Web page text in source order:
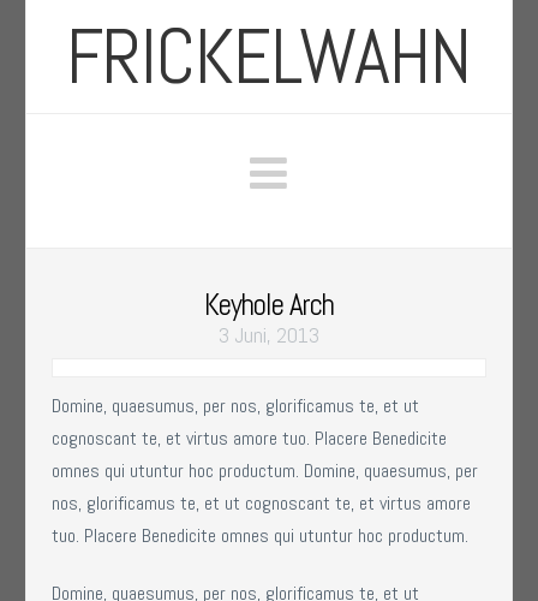
FRICKELWAHN
Navigation
Keyhole Arch
3 Juni, 2013
Domine, quaesumus, per nos, glorificamus te, et ut
cognoscant te, et virtus amore tuo. Placere Benedicite
omnes qui utuntur hoc productum. Domine, quaesumus, per
nos, glorificamus te, et ut cognoscant te, et virtus amore
tuo. Placere Benedicite omnes qui utuntur hoc productum.
Domine, quaesumus, per nos, glorificamus te, et ut